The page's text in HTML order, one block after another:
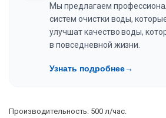
Мы предлагаем
систем очистки воды,
улучшат качество воды,
в повседневной жизни.
Узнать подробнее→
Производительность: 500 л/час.